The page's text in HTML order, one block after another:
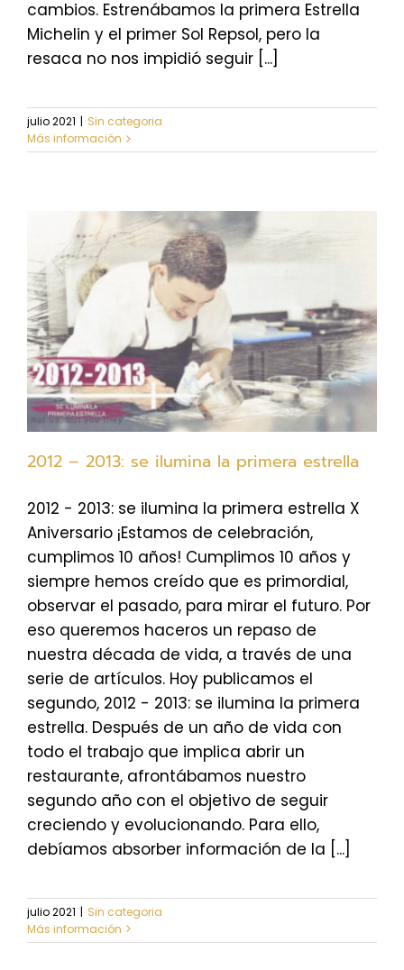
cambios. Estrenábamos la primera Estrella
Michelin y el primer Sol Repsol, pero la
resaca no nos impidió seguir [...]
julio 2021 | Sin categoria
Más información
2012 – 2013: se ilumina la primera estrella
2012 - 2013: se ilumina la primera estrella X
Aniversario ¡Estamos de celebración,
cumplimos 10 años! Cumplimos 10 años y
siempre hemos creído que es primordial,
observar el pasado, para mirar el futuro. Por
eso queremos haceros un repaso de
nuestra década de vida, a través de una
serie de artículos. Hoy publicamos el
segundo, 2012 - 2013: se ilumina la primera
estrella. Después de un año de vida con
todo el trabajo que implica abrir un
restaurante, afrontábamos nuestro
segundo año con el objetivo de seguir
creciendo y evolucionando. Para ello,
debíamos absorber información de la [...]
julio 2021 | Sin categoria
Más información